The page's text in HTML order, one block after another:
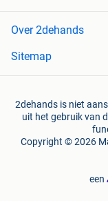
Over 2dehands
Sitemap
2dehands is niet
uit het gebruik van
Copyright © 2026
een